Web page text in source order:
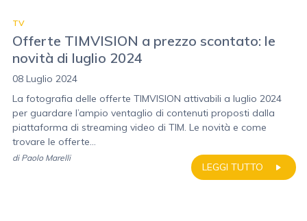
TV
Offerte TIMVISION a prezzo scontato: le
novità di luglio 2024
08 Luglio 2024
La fotografia delle offerte TIMVISION attivabili a luglio 2024
per guardare l’ampio ventaglio di contenuti proposti dalla
piattaforma di streaming video di TIM. Le novità e come
trovare le offerte...
LEGGI TUTTO
di Paolo Marelli